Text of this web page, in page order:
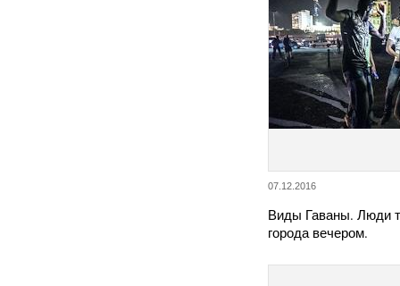
07.12.2016
Виды Гаваны. Люди
города вечером.